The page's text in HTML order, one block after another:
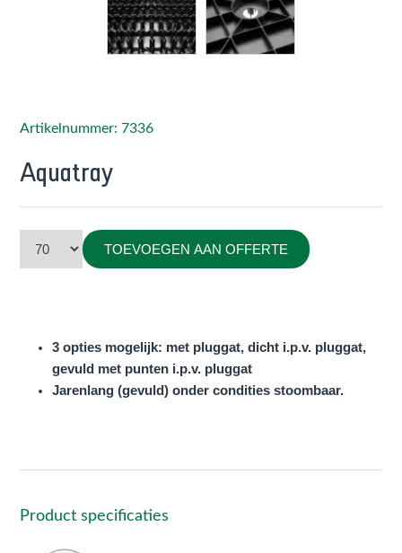
Artikelnummer: 7336
Aquatray
TOEVOEGEN AAN OFFERTE
3 opties mogelijk: met pluggat, dicht i.p.v. pluggat,
gevuld met punten i.p.v. pluggat
Jarenlang (gevuld) onder condities stoombaar.
Product specificaties